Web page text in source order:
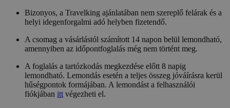
Bizonyos, a Travelking ajánlatában nem szereplő felárak és a
helyi idegenforgalmi adó helyben fizetendő.
A csomag a vásárlástól számított 14 napon belül lemondható,
amennyiben az időpontfoglalás még nem történt meg.
A foglalás a tartózkodás megkezdése előtt 8 napig
lemondható. Lemondás esetén a teljes összeg jóváírásra kerül
hűségpontok formájában. A lemondást a felhasználói
fiókjában itt végezheti el.